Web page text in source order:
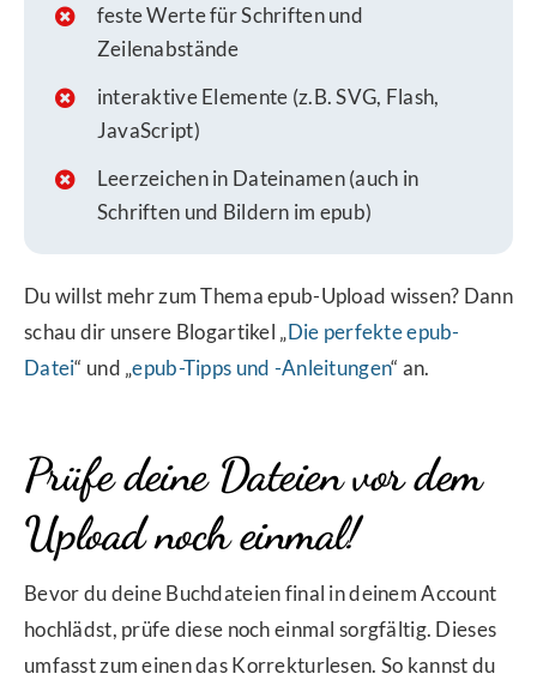
feste Werte für Schriften und
Zeilenabstände
interaktive Elemente (z.B. SVG, Flash,
JavaScript)
Leerzeichen in Dateinamen (auch in
Schriften und Bildern im epub)
Du willst mehr zum Thema epub-Upload wissen? Dann
schau dir unsere Blogartikel „Die perfekte epub-
Datei“ und „epub-Tipps und -Anleitungen“ an.
Prüfe deine Dateien vor dem
Upload noch einmal!
Bevor du deine Buchdateien final in deinem Account
hochlädst, prüfe diese noch einmal sorgfältig. Dieses
umfasst zum einen das Korrekturlesen. So kannst du